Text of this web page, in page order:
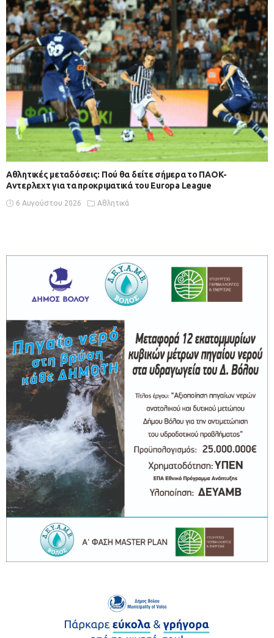
Αθλητικές μεταδόσεις: Πού θα δείτε σήμερα το ΠΑΟΚ-
Αντερλεχτ για τα προκριματικά του Europa League
6 Αυγούστου 2026 Αθλητικά